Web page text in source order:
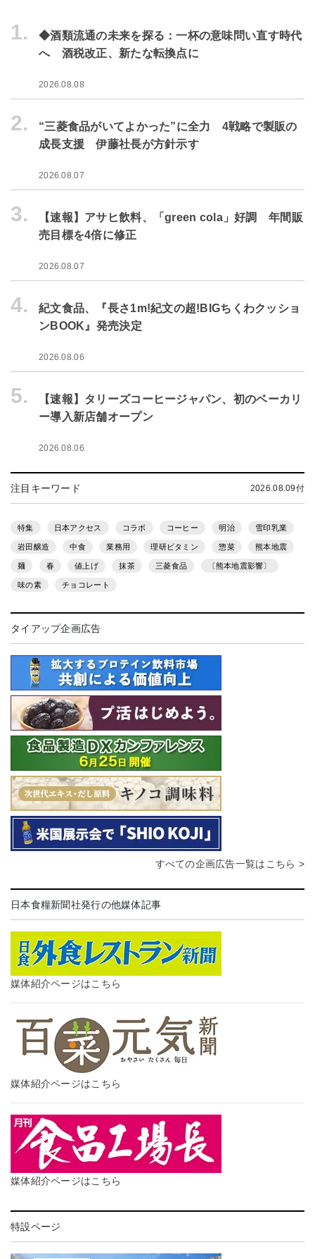
1.
◆酒類流通の未来を探る：一杯の意味問い直す時代
へ 酒税改正、新たな転換点に
2026.08.08
2.
“三菱食品がいてよかった”に全力 4戦略で製販の
成長支援 伊藤社長が方針示す
2026.08.07
3.
【速報】アサヒ飲料、「green cola」好調 年間販
売目標を4倍に修正
2026.08.07
4.
紀文食品、『長さ1m!紀文の超!BIGちくわクッショ
ンBOOK』発売決定
2026.08.06
5.
【速報】タリーズコーヒージャパン、初のベーカリ
ー導入新店舗オープン
2026.08.06
注目キーワード 2026.08.09付
特集 日本アクセス コラボ コーヒー 明治 雪印乳業
岩田醸造 中食 業務用 理研ビタミン 惣菜 熊本地震
麺 春 値上げ 抹茶 三菱食品 〔熊本地震影響〕
味の素 チョコレート
タイアップ企画広告
すべての企画広告一覧はこちら >
日本食糧新聞社発行の他媒体記事
媒体紹介ページはこちら
媒体紹介ページはこちら
媒体紹介ページはこちら
特設ページ